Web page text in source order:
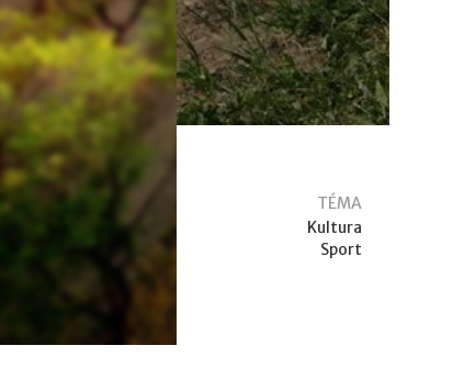
TÉMA
Kultura
Sport